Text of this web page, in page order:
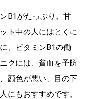
B1がたっぷり。甘
ト中の人にはとくに
、ビタミンB1の働
クには、貧血を予防
顔色が悪い、目の下
にもおすすめです。